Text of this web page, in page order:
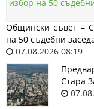
Общински съвет –
на 50 съдебни
07.08.2026 08:19
Стара